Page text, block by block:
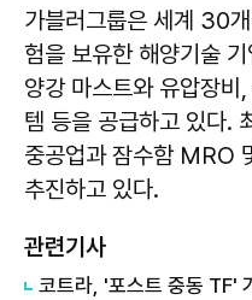
가블러그룹은 세계 30
험을 보유한 해양기술
양강 마스트와 유압장
템 등을 공급하고 있다.
중공업과 잠수함 MRO
추진하고 있다.
관련기사
코트라, '포스트 중동 TF'